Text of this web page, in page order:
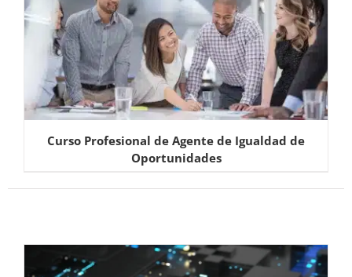
Curso Profesional de Agente de Igualdad de
Oportunidades